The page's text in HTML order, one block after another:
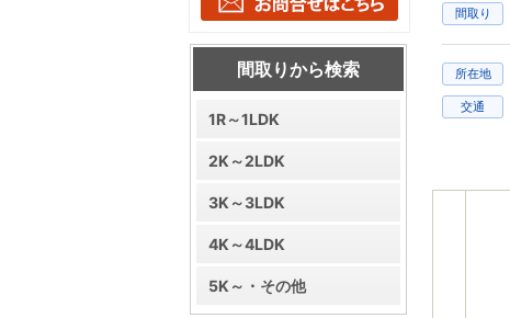
間取り
所在地
交通
間取りから検索
1R～1LDK
2K～2LDK
3K～3LDK
4K～4LDK
5K～・その他